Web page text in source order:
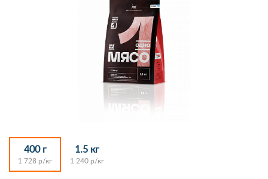
400 г
1 728 р/кг
1.5 кг
1 240 р/кг